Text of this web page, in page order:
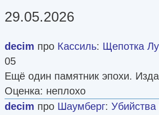
29.05.2026
decim про Кассиль: Щепотка
05
Ещё один памятник эпохи.
Оценка: неплохо
decim про Шаумберг: Убийства